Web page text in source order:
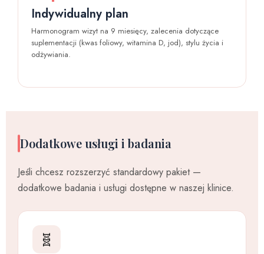
Indywidualny plan
Harmonogram wizyt na 9 miesięcy, zalecenia dotyczące
suplementacji (kwas foliowy, witamina D, jod), stylu życia i
odżywiania.
Dodatkowe usługi i badania
Jeśli chcesz rozszerzyć standardowy pakiet —
dodatkowe badania i usługi dostępne w naszej klinice.
🧬